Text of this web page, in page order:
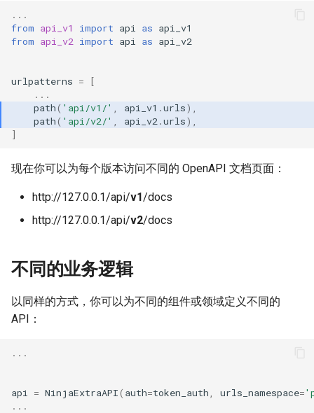
...
from api_v1 import api as api_v1
from api_v2 import api as api_v2
urlpatterns =
[
...
path( 'api/v1/' api_v1 .urls),
path( 'api/v2/' api_v2 .urls),
]
现在你可以为每个版本访问不同的 OpenAPI 文档页面：
http://127.0.0.1/api/v1/docs
http://127.0.0.1/api/v2/docs
不同的业务逻辑
以同样的方式，你可以为不同的组件或领域定义不同的
API：
...
api = NinjaExtraAPI( auth=token_auth urls_namespace=
...